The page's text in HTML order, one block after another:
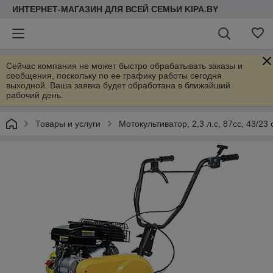
ИНТЕРНЕТ-МАГАЗИН ДЛЯ ВСЕЙ СЕМЬИ KIPA.BY
Сейчас компания не может быстро обрабатывать заказы и
сообщения, поскольку по ее графику работы сегодня
выходной. Ваша заявка будет обработана в ближайший
рабочий день.
Товары и услуги Мотокультиватор, 2,3 л.с, 87сс, 43/